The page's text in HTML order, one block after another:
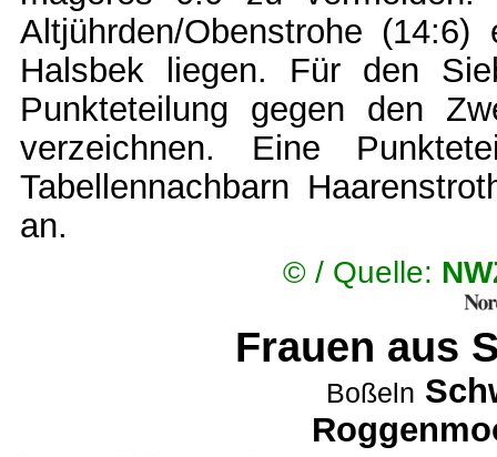
Altjührden/Obenstrohe
Halsbek liegen. Für den
Punkteteilung gegen den
verzeichnen. Eine
Tabellennachbarn
an.
© / Quelle:
Frauen aus
Boßeln